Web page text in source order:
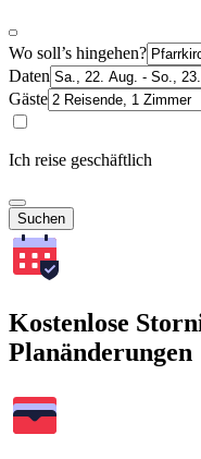
Wo soll’s hingehen?
Daten
Gäste
Ich reise geschäftlich
Suchen
Kostenlose
Planänderungen